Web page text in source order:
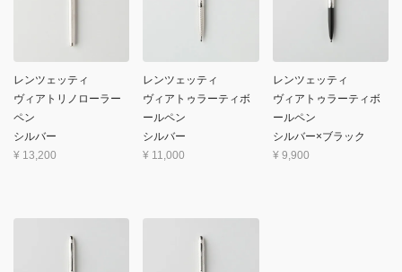
レンツェッティ
ヴィアトリノローラー
ペン
シルバー
¥ 13,200
レンツェッティ
ヴィアトゥラーティボ
ールペン
シルバー
¥ 11,000
レンツェッティ
ヴィアトゥラーティボ
ールペン
シルバー×ブラック
¥ 9,900